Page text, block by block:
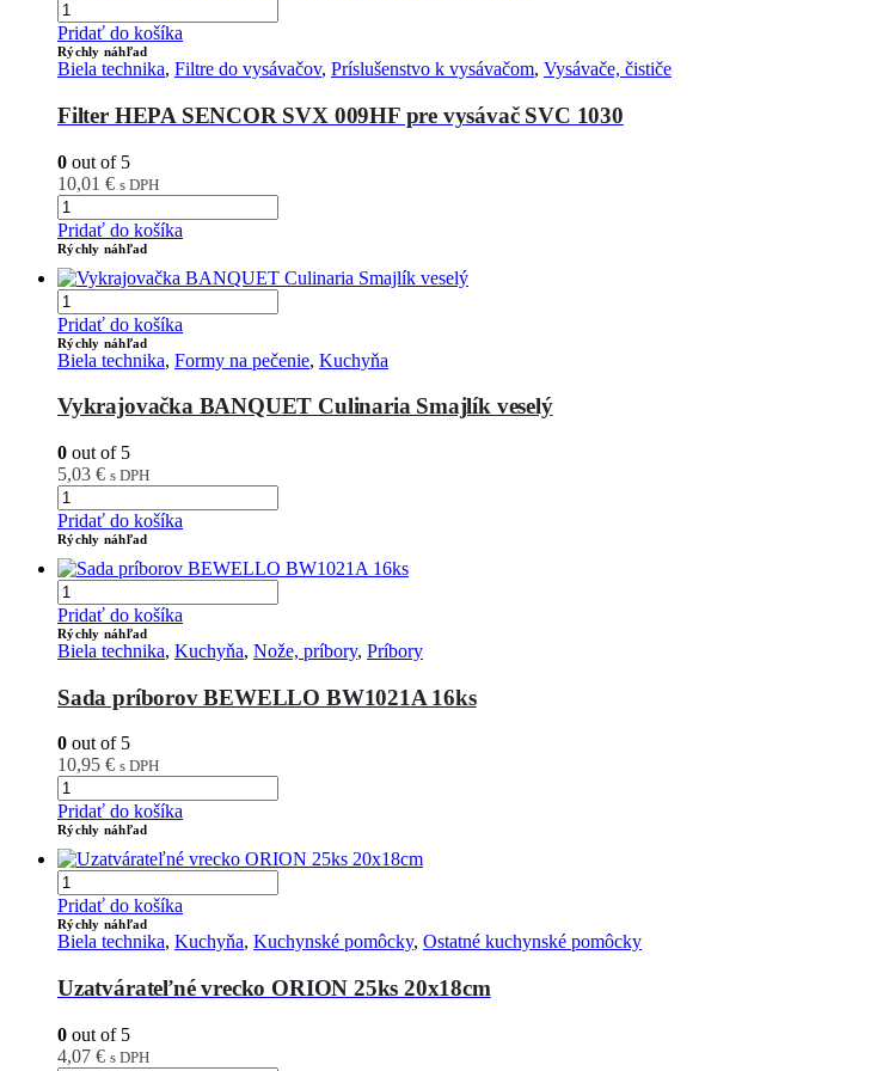
Pridať do košíka
Rýchly náhľad
Biela technika, Filtre do vysávačov, Príslušenstvo k vysávačom, Vysávače, čističe
Filter HEPA SENCOR SVX 009HF pre vysávač SVC 1030
0 out of 5
10,01 € s DPH
Pridať do košíka
Rýchly náhľad
Pridať do košíka
Rýchly náhľad
Biela technika, Formy na pečenie, Kuchyňa
Vykrajovačka BANQUET Culinaria Smajlík veselý
0 out of 5
5,03 € s DPH
Pridať do košíka
Rýchly náhľad
Pridať do košíka
Rýchly náhľad
Biela technika, Kuchyňa, Nože, príbory, Príbory
Sada príborov BEWELLO BW1021A 16ks
0 out of 5
10,95 € s DPH
Pridať do košíka
Rýchly náhľad
Pridať do košíka
Rýchly náhľad
Biela technika, Kuchyňa, Kuchynské pomôcky, Ostatné kuchynské pomôcky
Uzatvárateľné vrecko ORION 25ks 20x18cm
0 out of 5
4,07 € s DPH